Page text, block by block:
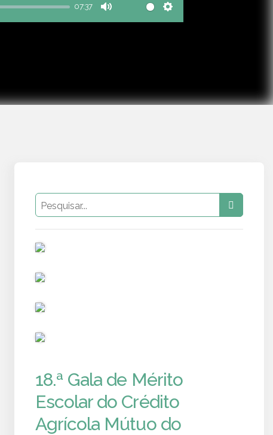
07:37
Mute Settings
18.ª Gala de Mérito
Escolar do Crédito
Agrícola Mútuo do